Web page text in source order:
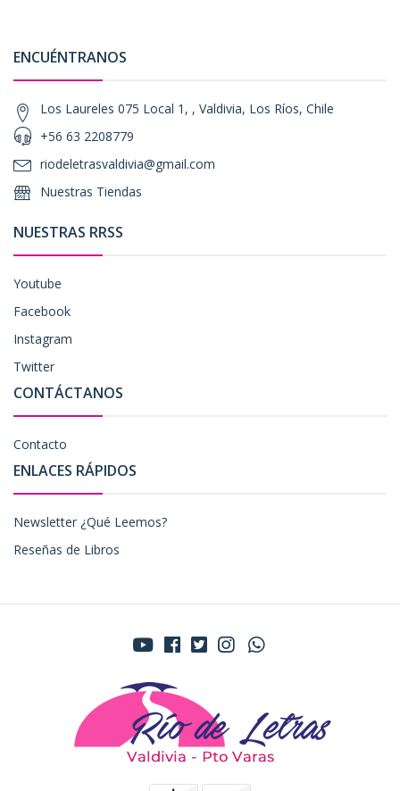
ENCUÉNTRANOS
Los Laureles 075 Local 1, , Valdivia, Los Ríos, Chile
+56 63 2208779
riodeletrasvaldivia@gmail.com
Nuestras Tiendas
NUESTRAS RRSS
Youtube
Facebook
Instagram
Twitter
CONTÁCTANOS
Contacto
ENLACES RÁPIDOS
Newsletter ¿Qué Leemos?
Reseñas de Libros